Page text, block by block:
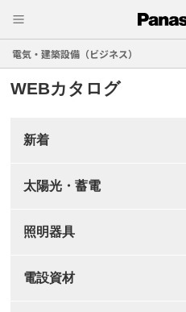
電気・建築設備（ビジネス）
WEBカタログ
新着
太陽光・蓄電
照明器具
電設資材